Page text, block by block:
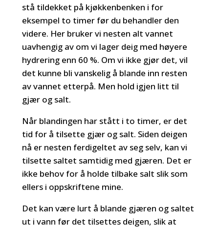
stå tildekket på kjøkkenbenken i for
eksempel to timer før du behandler den
videre. Her bruker vi nesten alt vannet
uavhengig av om vi lager deig med høyere
hydrering enn 60 %. Om vi ikke gjør det, vil
det kunne bli vanskelig å blande inn resten
av vannet etterpå. Men hold igjen litt til
gjær og salt.
Når blandingen har stått i to timer, er det
tid for å tilsette gjær og salt. Siden deigen
nå er nesten ferdigeltet av seg selv, kan vi
tilsette saltet samtidig med gjæren. Det er
ikke behov for å holde tilbake salt slik som
ellers i oppskriftene mine.
Det kan være lurt å blande gjæren og saltet
ut i vann før det tilsettes deigen, slik at